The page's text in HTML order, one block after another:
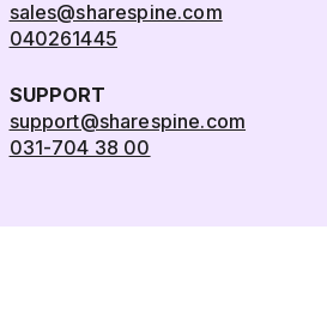
sales@sharespine.com
040261445
SUPPORT
support@sharespine.com
031-704 38 00